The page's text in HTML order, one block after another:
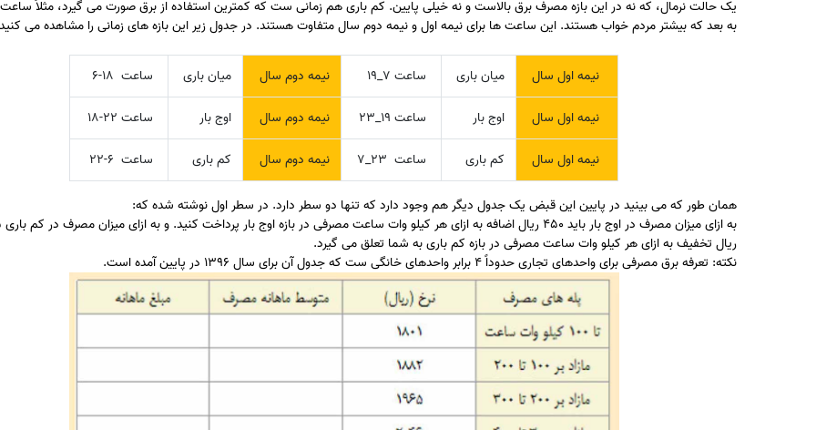
به بعد که بیشتر مردم خواب هستند. این ساعت ها برای نیمه اول و نیمه دوم سال متفاوت هستند. در جدول زیر این بازه های زمانی را مشاهده می
نیمه اول سال میان باری ساعت ۷_۱۹ نیمه دوم سال میان باری
ساعت ۱۸-۶
نیمه اول سال
اوج بار ساعت ۱۹_۲۳ نیمه دوم سال اوج بار
ساعت ۲۲-۱۸
نیمه اول سال
کم باری ساعت ۲۳_۷ نیمه دوم سال کم باری ساعت ۶-۲۲
همان طور که می بینید در پایین این قبض یک جدول دیگر هم وجود دارد که تنها دو سطر دارد. در سطر اول نوشته شده که:
به
ریال تخفیف به ازای هر کیلو وات ساعت مصرفی در بازه کم باری به شما تعلق می گیرد.
نکته: تعرفه برق مصرفی برای واحدهای تجاری حدوداً ۴ برابر واحدهای خانگی ست که جدول آن برای سال ۱۳۹۶ در پایین آمده است.